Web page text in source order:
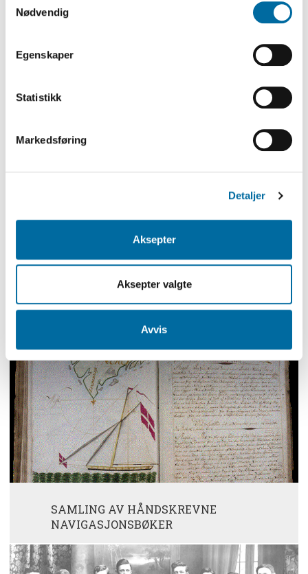
så endre samtykke og så avvis.
Nødvendig
Egenskaper
Statistikk
Markedsføring
Detaljer
Aksepter
Aksepter valgte
Avvis
AGDERS GJENSIDIGE
LIKNINGSKLADDER FRA FROLAND
SAMLING AV HÅNDSKREVNE
NAVIGASJONSBØKER